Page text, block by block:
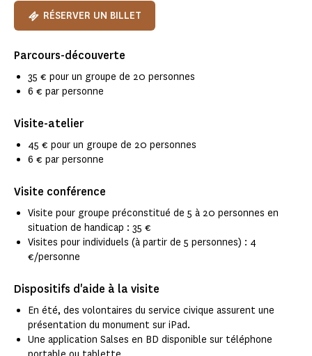
RÉSERVER UN BILLET
Parcours-découverte
35 € pour un groupe de 20 personnes
6 € par personne
Visite-atelier
45 € pour un groupe de 20 personnes
6 € par personne
Visite conférence
Visite pour groupe préconstitué de 5 à 20 personnes en
situation de handicap : 35 €
Visites pour individuels (à partir de 5 personnes) : 4
€/personne
Dispositifs d'aide à la visite
En été, des volontaires du service civique assurent une
présentation du monument sur iPad.
Une application Salses en BD disponible sur téléphone